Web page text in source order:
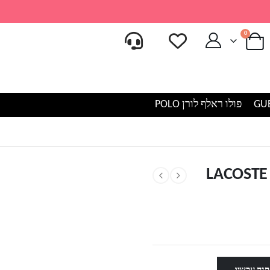
0
פולו ראלף לורן POLO